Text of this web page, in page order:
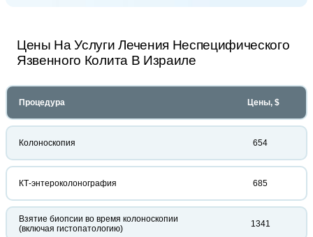
Цены На Услуги Лечения Неспецифического
Язвенного Колита В Израиле
Процедура Цены, $
Колоноскопия 654
КТ-энтероколонография 685
Взятие биопсии во время колоноскопии
(включая гистопатологию)
1341